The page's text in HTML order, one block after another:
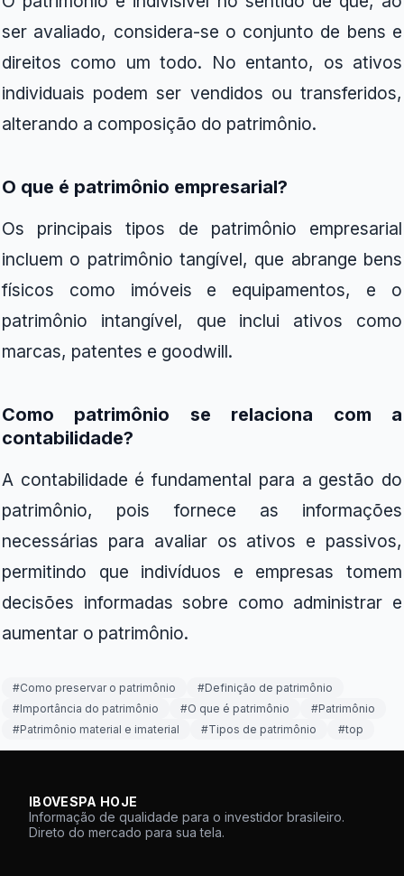
ser avaliado, considera-se o conjunto de bens e
direitos como um todo. No entanto, os ativos
individuais podem ser vendidos ou transferidos,
alterando a composição do patrimônio.
O que é patrimônio empresarial?
Os principais tipos de patrimônio empresarial
incluem o patrimônio tangível, que abrange bens
físicos como imóveis e equipamentos, e o
patrimônio intangível, que inclui ativos como
marcas, patentes e goodwill.
Como patrimônio se relaciona com a
contabilidade?
A contabilidade é fundamental para a gestão do
patrimônio, pois fornece as informações
necessárias para avaliar os ativos e passivos,
permitindo que indivíduos e empresas tomem
decisões informadas sobre como administrar e
aumentar o patrimônio.
#Como preservar o patrimônio #Definição de patrimônio
#Importância do patrimônio #O que é patrimônio #Patrimônio
#Patrimônio material e imaterial #Tipos de patrimônio #top
IBOVESPA HOJE
Informação de qualidade para o investidor brasileiro.
Direto do mercado para sua tela.